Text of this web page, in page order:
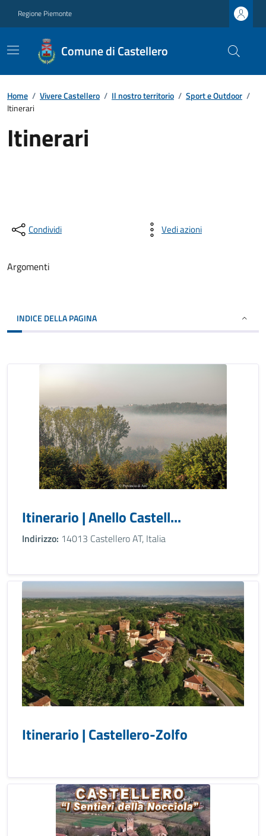
Regione Piemonte
Comune di Castellero
Home / Vivere Castellero / Il nostro territorio / Sport e Outdoor /
Itinerari
Itinerari
Condividi Vedi azioni
Argomenti
INDICE DELLA PAGINA
Itinerario | Anello Castell...
Indirizzo: 14013 Castellero AT, Italia
Itinerario | Castellero-Zolfo